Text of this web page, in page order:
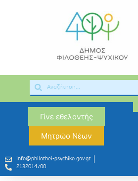
Γίνε εθελοντής
Μητρώο Νέων
info@philothei-psychiko.gov.gr
2132014700